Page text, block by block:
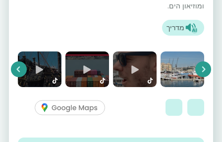
ומוזיאון הים.
מדריך
Next